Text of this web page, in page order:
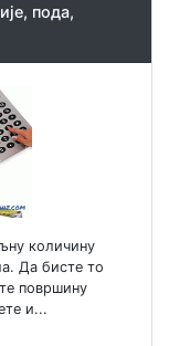
пода,
количину
Да бисте то
површину
и...